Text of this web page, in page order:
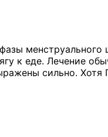
менструального
к еде. Лечение
сильно.